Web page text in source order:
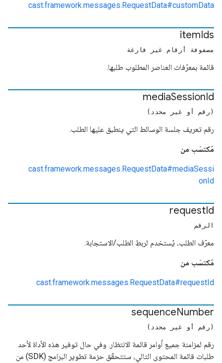
cast.framework.messages.RequestData#customData
itemIds
مصفوفة أرقام غير فارغة
قائمة بمعرّفات العناصر المطلوب طلبها.
mediaSessionId
(رقم أو غير محدد)
رقم تعريف جلسة الوسائط التي ينطبق عليها الطلب.
مُكتسَب من
cast.framework.messages.RequestData#mediaSessi
onId
requestId
الرقم
معرّف الطلب، يُستخدم لربط الطلب/الاستجابة.
مُكتسَب من
cast.framework.messages.RequestData#requestId
sequenceNumber
(رقم أو غير محدد)
رقم لمزامنة جميع أوامر قائمة الانتظار. وفي حال توفير هذه الأداة لأحد
طلبات قائمة المحتوى التالي، ستتحقّق حزمة تطوير البرامج (SDK) من